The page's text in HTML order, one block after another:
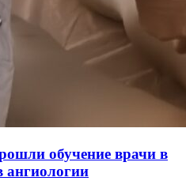
обучение врачи в